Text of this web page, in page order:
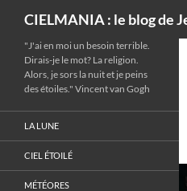
CIELMANIA : le blog de
"J'ai en moi un besoin terrible.
Dirais-je le mot? La religion.
Alors, je sors la nuit et je peins
des étoiles." Vincent van Gogh
LA LUNE
CIEL ÉTOILÉ
MÉTÉORES